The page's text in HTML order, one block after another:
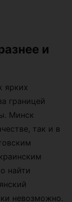
и
ярких
границей
Минск
так и в
найти
невозможно.